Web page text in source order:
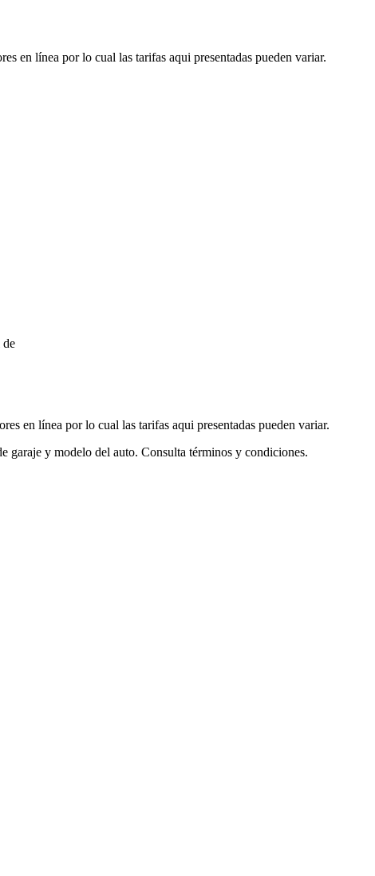
en línea por lo cual las tarifas aqui presentadas pueden variar.
de
en línea por lo cual las tarifas aqui presentadas pueden variar.
garaje y modelo del auto. Consulta términos y condiciones.